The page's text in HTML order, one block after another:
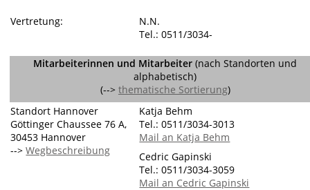
Vertretung:
N.N.
Tel.: 0511/3034-
Mitarbeiterinnen und Mitarbeiter (nach Standorten und
alphabetisch)
(--> thematische Sortierung)
Standort Hannover
Göttinger Chaussee 76 A,
30453 Hannover
-->Wegbeschreibung
Katja Behm
Tel.: 0511/3034-3013
Mail an Katja Behm
Cedric Gapinski
Tel.: 0511/3034-3059
Mail an Cedric Gapinski